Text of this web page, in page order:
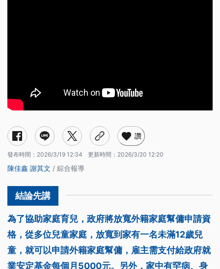
讚
發布時間： 2026/3/19 12:34 更新時間： 2026/3/20 12:20
陳佳鑫 謝其文 / 綜合報導
為了協助家庭育兒，政府將放寬外籍家庭幫傭申請資
格，從多位兒童家庭，放寬到家有一名未滿12歲兒
童，就可以申請外籍家庭幫傭，雇主需支付給政府就
業安定基金每個月5000元。另外，家中有罕病、身